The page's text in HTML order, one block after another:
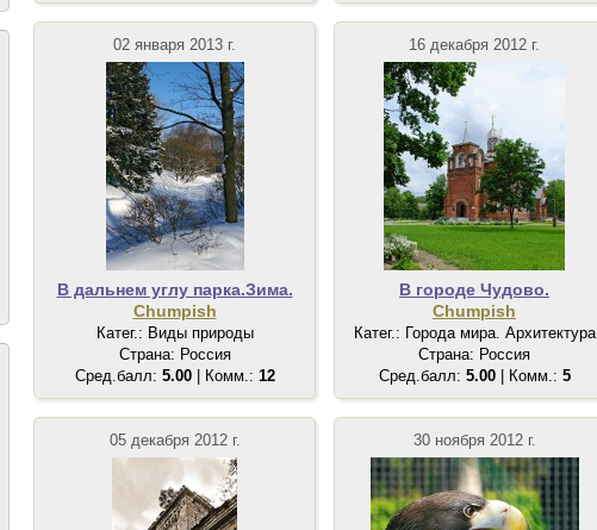
02 января 2013 г.
В дальнем углу парка.Зима.
Chumpish
Катег.: Виды природы
Страна: Россия
Сред.балл: 5.00| Комм.: 12
16 декабря 2012 г.
В городе Чудово.
Chumpish
Катег.: Города мира. Архитектура
Страна: Россия
Сред.балл: 5.00| Комм.: 5
05 декабря 2012 г. 30 ноября 2012 г.